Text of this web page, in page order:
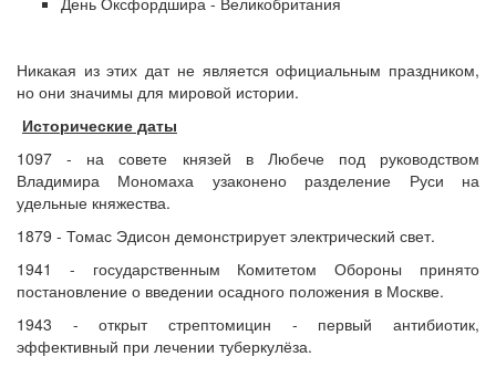
Никакая из этих дат не является официальным праздником,
но они значимы для мировой истории.
Исторические даты
1097 - на совете князей в Любече под руководством
Владимира Мономаха узаконено разделение Руси на
удельные княжества.
1879 - Томас Эдисон демонстрирует электрический свет.
1941 - государственным Комитетом Обороны принято
постановление о введении осадного положения в Москве.
1943 - открыт стрептомицин - первый антибиотик,
эффективный при лечении туберкулёза.